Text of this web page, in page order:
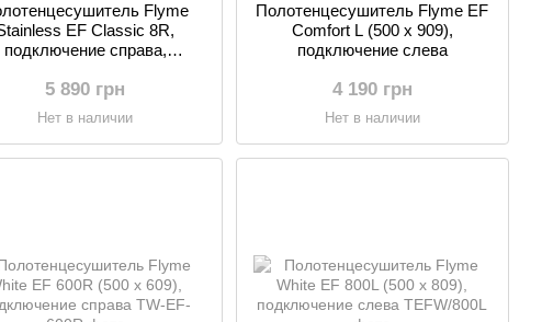
Flyme
EF Classic 8R,
подключение справа,
5 890 грн
Нет в наличии
Полотенцесушитель Flyme EF
Comfort L (500 х 909),
подключение слева
4 190 грн
Нет в наличии